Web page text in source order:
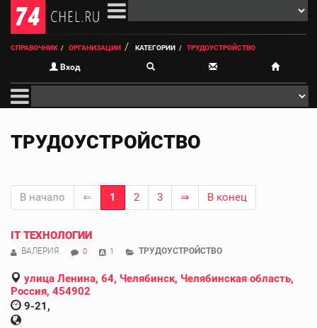
СПРАВОЧНИК ОРГАНИЗАЦИИ КАТЕГОРИИ ТРУДОУСТРОЙСТВО
Вход
ТРУДОУСТРОЙСТВО
В начало ⇐ 1 2 3 ⇒ В конец
IT ТЕХНОЛОГИИ
ВАЛЕРИЯ 0 1 ТРУДОУСТРОЙСТВО
улица Ленина, 64, Челябинск, Челябинская область,
Россия, 454902
9-21,